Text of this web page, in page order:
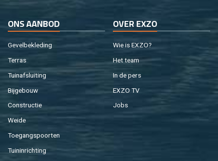
ONS AAN­BOD
Ge­vel­be­kle­ding
Ter­ras
Tuin­af­slui­ting
Bij­ge­bouw
Con­struc­tie
Weide
Toe­gangs­poor­ten
Tuin­in­rich­ting
OVER EXZO
Wie is EXZO?
Het team
In de pers
EXZO TV
Jobs